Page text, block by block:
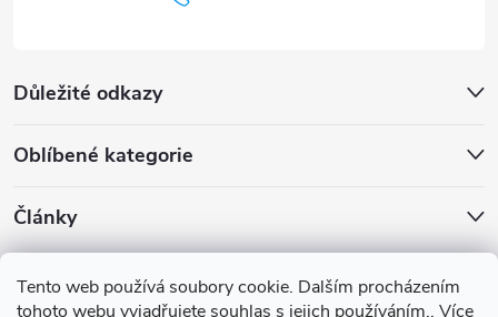
Tento web používá soubory cookie. Dalším procházením
tohoto webu vyjadřujete souhlas s jejich používáním.. Více
Důležité odkazy
Oblíbené kategorie
Články